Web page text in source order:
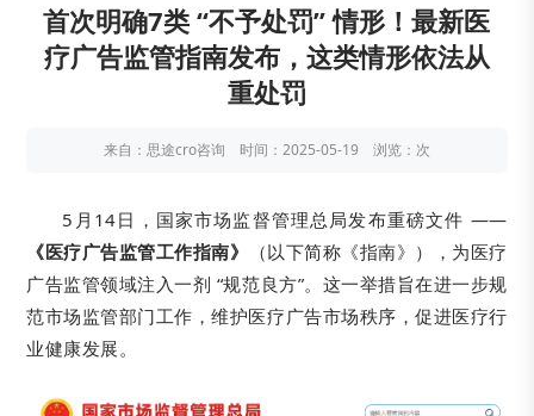
首次明确7类 “不予处罚” 情形！最新医
疗广告监管指南发布，这类情形依法从
重处罚
来自：思途cro咨询 时间：2025-05-19 浏览： 次
5月14日，国家市场监督管理总局发布重磅文件 ——
《医疗广告监管工作指南》
（以下简称《指南》），为医疗
广告监管领域注入一剂 “规范良方”。这一举措旨在进一步规
范市场监管部门工作，维护医疗广告市场秩序，促进医疗行
业健康发展。